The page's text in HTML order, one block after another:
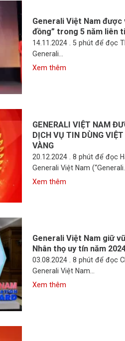
Generali Việt Nam được
đồng” trong 5 năm liên
14.11.2024 . 5 phút để đọc
Generali...
GENERALI VIỆT NAM
DỊCH VỤ TIN DÙNG
VÀNG
20.12.2024 . 8 phút để đọc
Generali Việt Nam
Generali Việt Nam giữ
Nhân thọ uy tín năm
03.08.2024 . 8 phút để đọc
Generali Việt Nam...